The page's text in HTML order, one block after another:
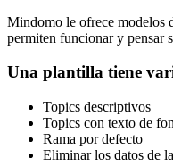
Mindomo le ofrece modelos
permiten funcionar y pensar
Una plantilla tiene
Topics descriptivos
Topics con texto de
Rama por defecto
Eliminar los datos de